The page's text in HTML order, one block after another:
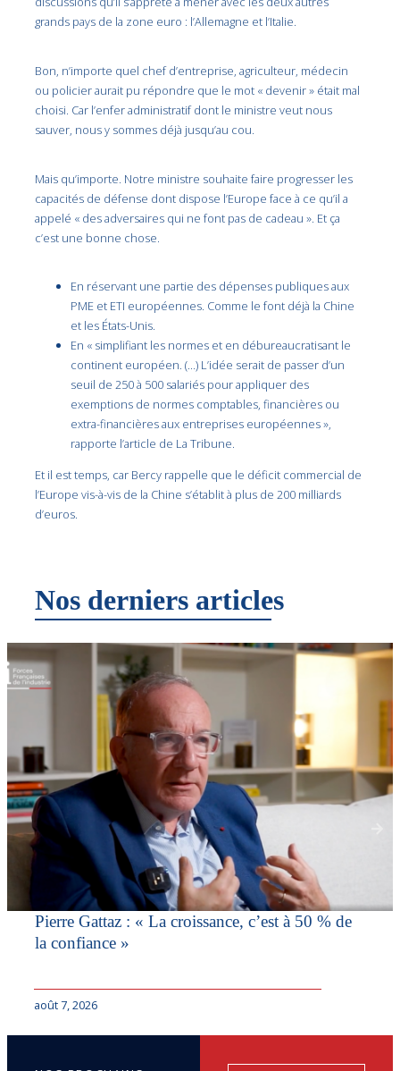
grands pays de la zone euro : l’Allemagne et l’Italie.
Bon, n’importe quel chef d’entreprise, agriculteur, médecin
ou policier aurait pu répondre que le mot « devenir » était mal
choisi. Car l’enfer administratif dont le ministre veut nous
sauver, nous y sommes déjà jusqu’au cou.
Mais qu’importe. Notre ministre souhaite faire progresser les
capacités de défense dont dispose l’Europe face à ce qu’il a
appelé « des adversaires qui ne font pas de cadeau ». Et ça
c’est une bonne chose.
En réservant une partie des dépenses publiques aux
PME et ETI européennes. Comme le font déjà la Chine
et les États-Unis.
En « simplifiant les normes et en débureaucratisant le
continent européen. (…) L’idée serait de passer d’un
seuil de 250 à 500 salariés pour appliquer des
exemptions de normes comptables, financières ou
extra-financières aux entreprises européennes »,
rapporte l’article de La Tribune.
Et il est temps, car Bercy rappelle que le déficit commercial de
l’Europe vis-à-vis de la Chine s’établit à plus de 200 milliards
d’euros.
Nos derniers articles
Pierre Gattaz : « La croissance, c’est à 50 % de
la confiance »
août 7, 2026